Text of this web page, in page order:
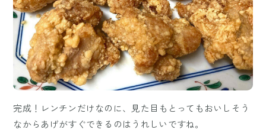
完成！レンチンだけなのに、見た目もとってもおいしそう
なからあげがすぐできるのはうれしいですね。